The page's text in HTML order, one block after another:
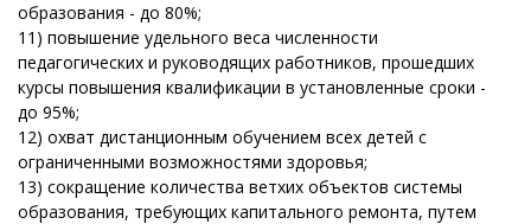
образования - до 80%;
11) повышение удельного веса численности
педагогических и руководящих работников, прошедших
курсы повышения квалификации в установленные сроки -
до 95%;
12) охват дистанционным обучением всех детей с
ограниченными возможностями здоровья;
13) сокращение количества ветхих объектов системы
образования, требующих капитального ремонта, путем